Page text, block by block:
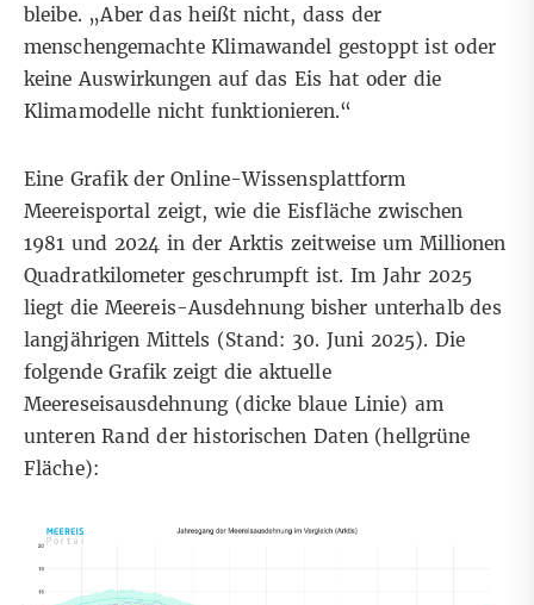
bleibe. „Aber das heißt nicht, dass der
menschengemachte Klimawandel gestoppt ist oder
keine Auswirkungen auf das Eis hat oder die
Klimamodelle nicht funktionieren.“
EineGrafikder Online-Wissensplattform
Meereisportal zeigt, wie die Eisfläche zwischen
1981 und 2024 in der Arktis zeitweise um Millionen
Quadratkilometer geschrumpft ist. Im Jahr 2025
liegt die Meereis-Ausdehnung bisher unterhalb des
langjährigen Mittels (Stand: 30. Juni 2025). Die
folgende Grafik zeigt die aktuelle
Meereseisausdehnung (dicke blaue Linie) am
unteren Rand der historischen Daten (hellgrüne
Fläche):